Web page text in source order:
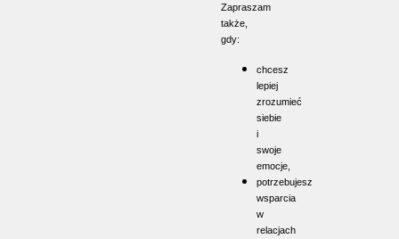
Zapraszam
także,
gdy:
chcesz
lepiej
zrozumieć
siebie
i
swoje
emocje,
potrzebujesz
wsparcia
w
relacjach